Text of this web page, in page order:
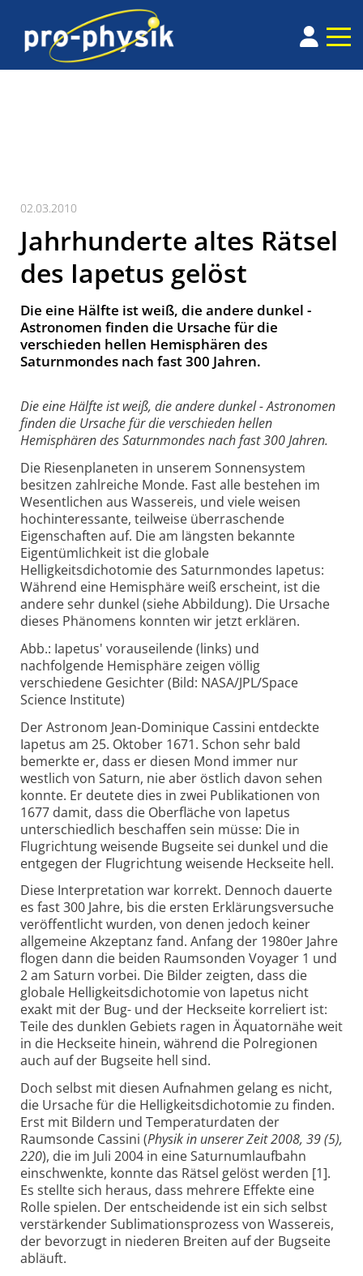
02.03.2010
Jahrhunderte altes Rätsel
des Iapetus gelöst
Die eine Hälfte ist weiß, die andere dunkel -
Astronomen finden die Ursache für die
verschieden hellen Hemisphären des
Saturnmondes nach fast 300 Jahren.
Die eine Hälfte ist weiß, die andere dunkel - Astronomen
finden die Ursache für die verschieden hellen
Hemisphären des Saturnmondes nach fast 300 Jahren.
Die Riesenplaneten in unserem Sonnensystem
besitzen zahlreiche Monde. Fast alle bestehen im
Wesentlichen aus Wassereis, und viele weisen
hochinteressante, teilweise überraschende
Eigenschaften auf. Die am längsten bekannte
Eigentümlichkeit ist die globale
Helligkeitsdichotomie des Saturnmondes Iapetus:
Während eine Hemisphäre weiß erscheint, ist die
andere sehr dunkel (siehe Abbildung). Die Ursache
dieses Phänomens konnten wir jetzt erklären.
Abb.: Iapetus' vorauseilende (links) und
nachfolgende Hemisphäre zeigen völlig
verschiedene Gesichter (Bild: NASA/JPL/Space
Science Institute)
Der Astronom Jean-Dominique Cassini entdeckte
Iapetus am 25. Oktober 1671. Schon sehr bald
bemerkte er, dass er diesen Mond immer nur
westlich von Saturn, nie aber östlich davon sehen
konnte. Er deutete dies in zwei Publikationen von
1677 damit, dass die Oberfläche von Iapetus
unterschiedlich beschaffen sein müsse: Die in
Flugrichtung weisende Bugseite sei dunkel und die
entgegen der Flugrichtung weisende Heckseite hell.
Diese Interpretation war korrekt. Dennoch dauerte
es fast 300 Jahre, bis die ersten Erklärungsversuche
veröffentlicht wurden, von denen jedoch keiner
allgemeine Akzeptanz fand. Anfang der 1980er Jahre
flogen dann die beiden Raumsonden Voyager 1 und
2 am Saturn vorbei. Die Bilder zeigten, dass die
globale Helligkeitsdichotomie von Iapetus nicht
exakt mit der Bug- und der Heckseite korreliert ist:
Teile des dunklen Gebiets ragen in Äquatornähe weit
in die Heckseite hinein, während die Polregionen
auch auf der Bugseite hell sind.
Doch selbst mit diesen Aufnahmen gelang es nicht,
die Ursache für die Helligkeitsdichotomie zu finden.
Erst mit Bildern und Temperaturdaten der
Raumsonde Cassini (Physik in unserer Zeit 2008, 39 (5),
220), die im Juli 2004 in eine Saturnumlaufbahn
einschwenkte, konnte das Rätsel gelöst werden [1].
Es stellte sich heraus, dass mehrere Effekte eine
Rolle spielen. Der entscheidende ist ein sich selbst
verstärkender Sublimationsprozess von Wassereis,
der bevorzugt in niederen Breiten auf der Bugseite
abläuft.